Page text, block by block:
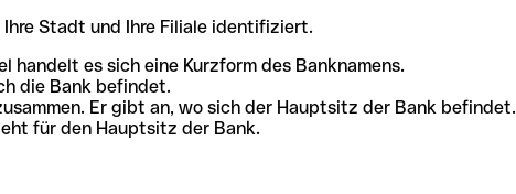
Ihre Stadt und Ihre Filiale identifiziert.
handelt es sich eine Kurzform des Banknamens.
die Bank befindet.
Er gibt an, wo sich der Hauptsitz der Bank befindet.
für den Hauptsitz der Bank.